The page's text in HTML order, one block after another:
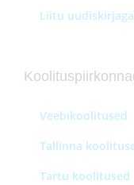
Liitu
Veebikoolitused
Tallinna
Tartu koolitused